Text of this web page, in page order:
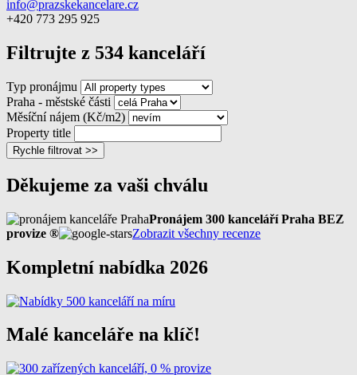
info@prazskekancelare.cz
+420 773 295 925
Filtrujte z 534 kanceláří
Typ pronájmu
Praha - městské části
Měsíční nájem (Kč/m2)
Property title
Rychle filtrovat >>
Děkujeme za vaši chválu
Pronájem 300 kanceláří Praha BEZ
provize ®
Zobrazit všechny recenze
Kompletní nabídka 2026
Malé kanceláře na klíč!